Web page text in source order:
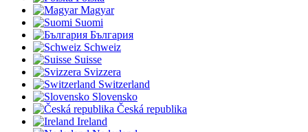
Magyar
Suomi
България
Schweiz
Suisse
Svizzera
Switzerland
Slovensko
Česká republika
Ireland